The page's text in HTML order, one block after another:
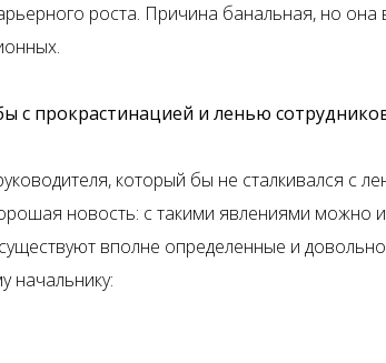
роста. Причина банальная, но
с прокрастинацией и ленью
который бы не сталкивался с
новость: с такими явлениями можно
вполне определенные и
начальнику: